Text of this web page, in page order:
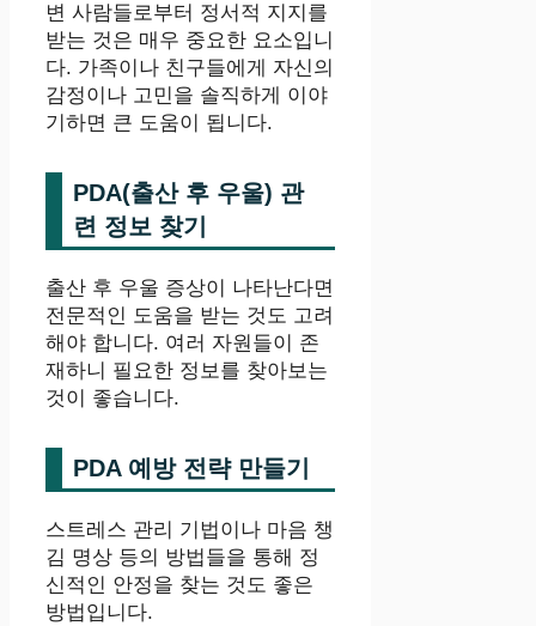
변 사람들로부터 정서적 지지를
받는 것은 매우 중요한 요소입니
다. 가족이나 친구들에게 자신의
감정이나 고민을 솔직하게 이야
기하면 큰 도움이 됩니다.
PDA(출산 후 우울) 관
련 정보 찾기
출산 후 우울 증상이 나타난다면
전문적인 도움을 받는 것도 고려
해야 합니다. 여러 자원들이 존
재하니 필요한 정보를 찾아보는
것이 좋습니다.
PDA 예방 전략 만들기
스트레스 관리 기법이나 마음 챙
김 명상 등의 방법들을 통해 정
신적인 안정을 찾는 것도 좋은
방법입니다.